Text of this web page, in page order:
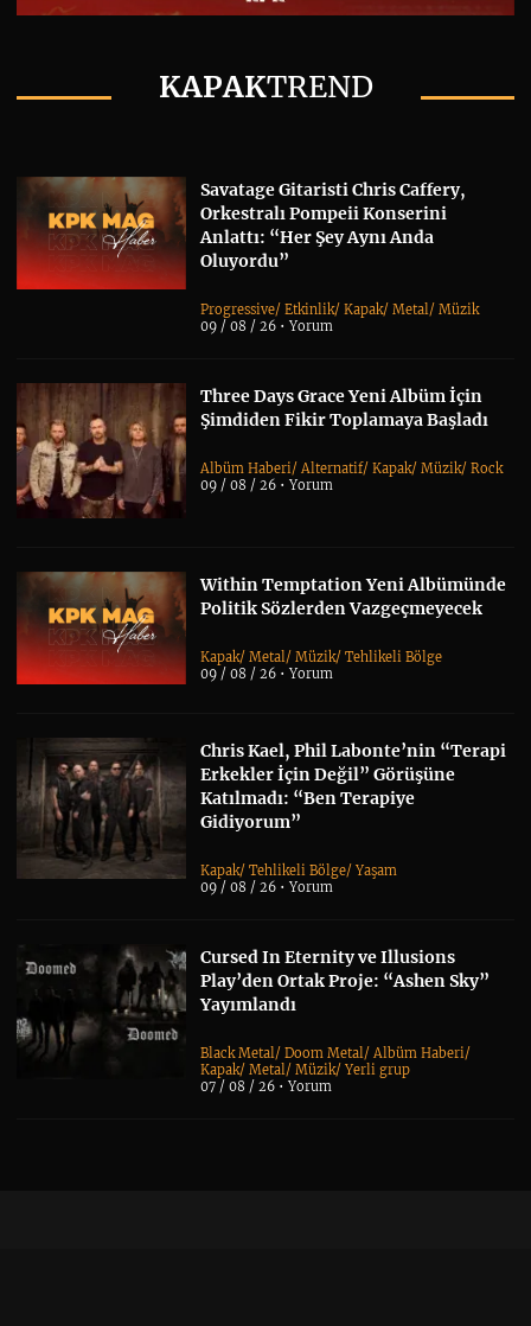
KAPAKTREND
Savatage Gitaristi Chris Caffery,
Orkestralı Pompeii Konserini
Anlattı: “Her Şey Aynı Anda
Oluyordu”
Progressive/Etkinlik/Kapak/Metal /Müzik
09 / 08 / 26 •Yorum
Three Days Grace Yeni Albüm İçin
Şimdiden Fikir Toplamaya Başladı
Albüm Haberi/Alternatif/Kapak/Müzik/Rock
09 / 08 / 26 •Yorum
Within Temptation Yeni Albümünde
Politik Sözlerden Vazgeçmeyecek
Kapak/Metal/Müzik/Tehlikeli Bölge
09 / 08 / 26 •Yorum
Chris Kael, Phil Labonte’nin “Terapi
Erkekler İçin Değil” Görüşüne
Katılmadı: “Ben Terapiye
Gidiyorum”
Kapak/Tehlikeli Bölge/Yaşam
09 / 08 / 26 •Yorum
Cursed In Eternity ve Illusions
Play’den Ortak Proje: “Ashen Sky”
Yayımlandı
Black Metal/Doom Metal/Albüm Haberi/
Kapak/Metal/Müzik/Yerli grup
07 / 08 / 26 •Yorum